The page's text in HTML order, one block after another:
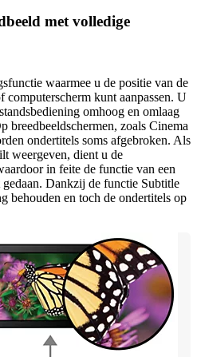
met volledige
waarmee u de positie van de
kunt aanpassen. U
omhoog en omlaag
breedbeeldschermen, zoals Cinema
ondertitels soms afgebroken. Als
weergeven, dient u de
in feite de functie van een
Dankzij de functie Subtitle
behouden en toch de ondertitels op